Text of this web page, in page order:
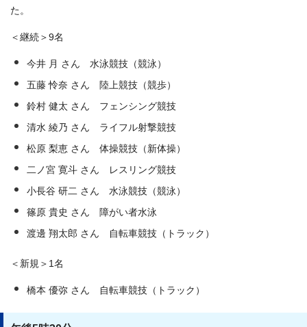
た。
＜継続＞9名
今井 月 さん 水泳競技（競泳）
五藤 怜奈 さん 陸上競技（競歩）
鈴村 健太 さん フェンシング競技
清水 綾乃 さん ライフル射撃競技
松原 梨恵 さん 体操競技（新体操）
二ノ宮 寛斗 さん レスリング競技
小長谷 研二 さん 水泳競技（競泳）
篠原 貴史 さん 障がい者水泳
渡邊 翔太郎 さん 自転車競技（トラック）
＜新規＞1名
橋本 優弥 さん 自転車競技（トラック）